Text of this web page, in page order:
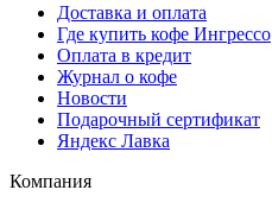
Доставка и оплата
Где купить кофе Ингрессо
Оплата в кредит
Журнал о кофе
Новости
Подарочный сертификат
Яндекс Лавка
Компания